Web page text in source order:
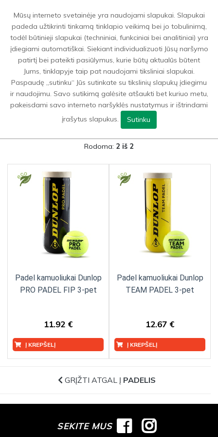
Padelis
GRĮŽTI ATGAL ĮPADELIS
FILTRAI
Rodoma: 2 iš 2
Padel kamuoliukai Dunlop
PRO PADEL FIP 3-pet
11.92 €
Į KREPŠELĮ
Padel kamuoliukai Dunlop
TEAM PADEL 3-pet
12.67 €
Į KREPŠELĮ
GRĮŽTI ATGAL Į PADELIS
SEKITE MUS
Mūsų interneto svetainėje yra naudojami slapukai. Slapukai
padeda užtikrinti tinkamą tinklapio veikimą bei jo tobulinimą,
todėl būtinieji slapukai (techniniai, funkciniai bei analitiniai) yra
įdiegiami automatiškai. Siekiant individualizuoti Jūsų naršymo
patirtį bei pateikti pasiūlymus, kurie būtų aktualūs būtent
Jums, tinklapyje taip pat naudojami tiksliniai slapukai.
Paspaudę „sutinku“ Jūs sutinkate su tikslinių slapukų įdiegimu
ir naudojimu. Savo sutikimą galėsite atšaukti bet kuriuo metu,
pakeisdami savo interneto naršyklės nustatymus ir ištrindami
įrašytus slapukus.
Sutinku